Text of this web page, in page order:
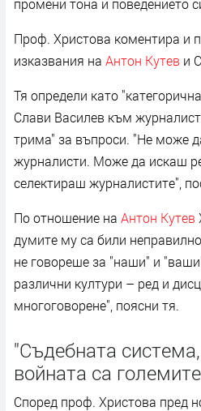
промени тона и поведението
Проф. Христова коментира и
изказвания на Антон Кутев и
Тя определи като
Слави Василев към
трима" за въпроси. "Не може
журналисти. Може да искаш
селектираш журналистите",
По отношение на Антон Кутев
думите му са били
не говореше за "наши" и
различни култури – ред и
многоговорене", поясни тя.
"Съдебната
войната са
Според проф. Христова пред